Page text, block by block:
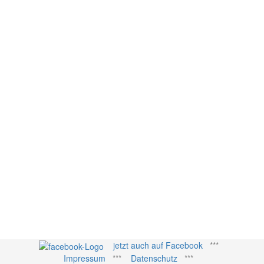
jetzt auch auf Facebook***
Impressum *** Datenschutz ***